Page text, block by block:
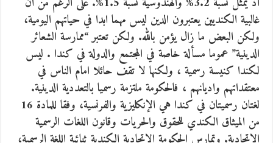
غالبية الكنديين يعتبرون الدين ليس مهما ابدا في حياتهم اليومية،
ولكن البعض ما زال يؤمن بالله. ولكن تعتبر “ممارسة الشعائر
الدينية” عموما مسألة خاصة في المجتمع والدولة في كندا . ليس
لكندا كنيسة رسمية ، ولكنها لا تقف حائلا امام الناس في
معتقداتهم واديانهم ، فالحكومة ملتزمة رسميا بالتعددية الدينية.
لغتان رسميتان في كندا هي الإنكليزية والفرنسية، وفقا للمادة 16
من الميثاق الكندي للحقوق والحريات وقانون اللغات الرسمية